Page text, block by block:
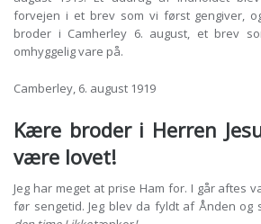
forvejen i et brev som vi først gengiver,
broder i Camherley 6. august, et brev
omhyggelig vare på.
Camberley, 6. august 1919
Kære broder i Herren
være lovet!
Jeg har meget at prise Ham for. I går aftes
før sengetid. Jeg blev da fyldt af Ånden og